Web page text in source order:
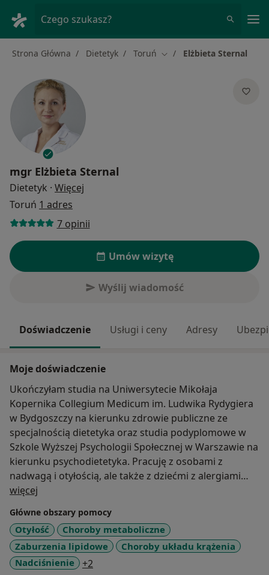
Czego szukasz?
Strona Główna Dietetyk Toruń Zmień miasto
Elżbieta Sternal
mgr Elżbieta Sternal
Dietetyk · Więcej
Toruń 1 adres
7 opinii
Umów wizytę
Wyślij wiadomość
Doświadczenie Usługi i ceny Adresy
Moje doświadczenie
Ukończyłam studia na Uniwersytecie Mikołaja
Kopernika Collegium Medicum im. Ludwika Rydygiera
w Bydgoszczy na kierunku zdrowie publiczne ze
specjalnością dietetyka oraz studia podyplomowe w
Szkole Wyższej Psychologii Społecznej w Warszawie na
kierunku psychodietetyka. Pracuję z osobami z
nadwagą i otyłością, ale także z dziećmi z alergiami
pokarmowymi i z dorosłymi z innymi chorobami
dietozależnymi.
więcej
Główne obszary pomocy
Otyłość
Choroby metaboliczne
Zaburzenia lipidowe
Choroby układu krążenia
Nadciśnienie
+2